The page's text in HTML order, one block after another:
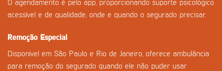
O agendamento é pelo app, proporcionando suporte psicológico
acessível e de qualidade, onde e quando o segurado precisar.
Remoção Especial
Disponível em São Paulo e Rio de Janeiro, oferece ambulância
para remoção do segurado quando ele não puder usar